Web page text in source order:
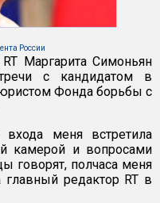
России
Маргарита Симоньян
с кандидатом в
Фонда борьбы с
меня встретила
камерой и вопросами
говорят, полчаса меня
главный редактор RT в